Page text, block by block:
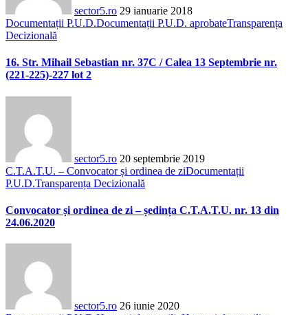
sector5.ro 29 ianuarie 2018
Documentații P.U.D.Documentații P.U.D. aprobateTransparența
Decizională
16. Str. Mihail Sebastian nr. 37C / Calea 13 Septembrie nr.
(221-225)-227 lot 2
sector5.ro 20 septembrie 2019
C.T.A.T.U. – Convocator și ordinea de ziDocumentații
P.U.D.Transparența Decizională
Convocator și ordinea de zi – ședința C.T.A.T.U. nr. 13 din
24.06.2020
sector5.ro 26 iunie 2020